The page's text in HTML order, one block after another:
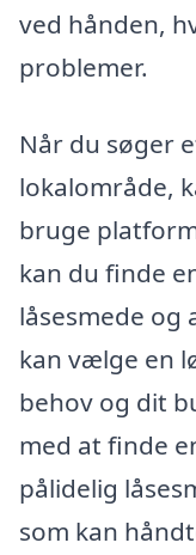
ved hånden,
problemer.
Når du søger
lokalområde,
bruge
kan du finde
låsesmede og
kan vælge en
behov og dit
med at finde
pålidelig
som kan